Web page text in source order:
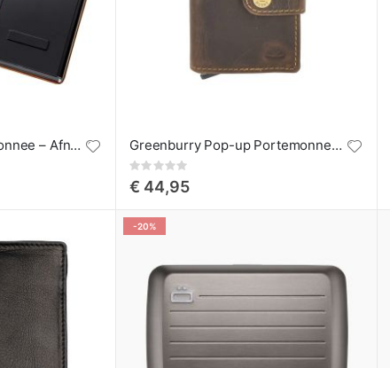
Troika 2-in-1 Portemonnee – Afneembare MagSafe Kaarthouder Greenburry Pop-up Portemonnee Vintage
Rating:
€ 44,95
-20%